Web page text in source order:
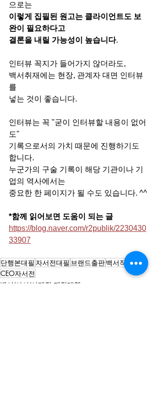
으로는
이렇게 집필된 원고는 클라이언트도 보
완이 필요하다고
결론을 내릴 가능성이 높습니다.
인터뷰 꼭지가 들어가지 않더라도,
백서취재에는 현장, 관계자 대면 인터뷰
를
넣는 것이 좋습니다.
인터뷰는 꼭 "굳이 인터뷰할 내용이 없어
도"
기록으로서의 가치 때문에 진행하기도
합니다.
누군가의 구술 기록이 해당 기관이나 기
업의 역사에서는
중요한 한 페이지가 될 수도 있습니다. ^^
*함께 읽어보면 도움이 되는 글
https://blog.naver.com/r2publik/2230430
33907
단행본대필 자서전대필 브랜드출판백서작가
CEO자서전
백서/사사/사례집 제작대행